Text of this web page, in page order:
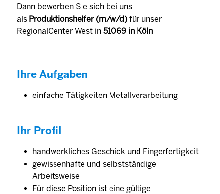
Dann bewerben Sie sich bei uns
als Produktionshelfer (m/w/d) für unser
RegionalCenter West in 51069 in Köln
Ihre Aufgaben
einfache Tätigkeiten Metallverarbeitung
Ihr Profil
handwerkliches Geschick und Fingerfertigkeit
gewissenhafte und selbstständige
Arbeitsweise
Für diese Position ist eine gültige